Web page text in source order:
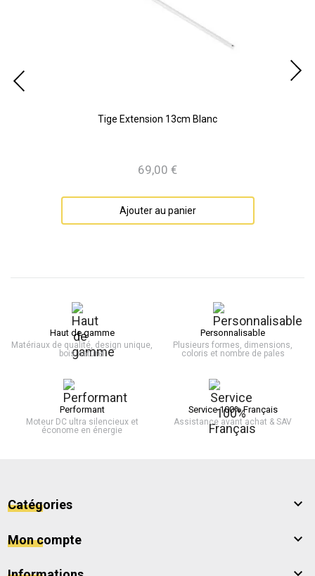
Tige Extension 13cm Blanc
Prix
69,00 €
Ajouter au panier
Haut de gamme
Matériaux de qualité, design unique,
bois naturel
Personnalisable
Plusieurs formes, dimensions,
coloris et nombre de pales
Performant
Moteur DC ultra silencieux et
économe en énergie
Service 100% Français
Assistance avant achat & SAV
Catégories 
Mon compte 